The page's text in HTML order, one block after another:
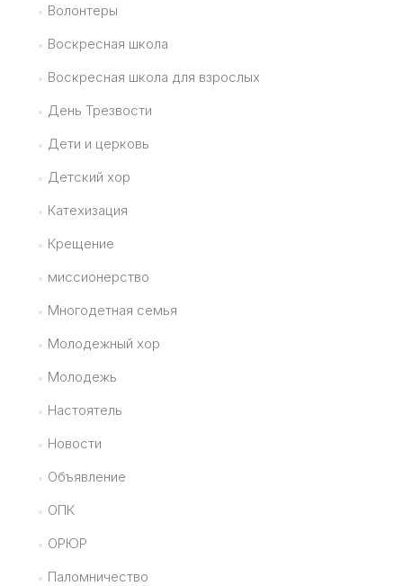
Волонтеры
Воскресная школа
Воскресная школа для взрослых
День Трезвости
Дети и церковь
Детский хор
Катехизация
Крещение
миссионерство
Многодетная семья
Молодежный хор
Молодежь
Настоятель
Новости
Объявление
ОПК
ОРЮР
Паломничество